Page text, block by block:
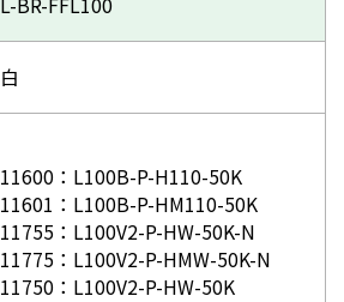
L-BR-FFL100
白
11600：L100B-P-H110-50K
11601：L100B-P-HM110-50K
11755：L100V2-P-HW-50K-N
11775：L100V2-P-HMW-50K-N
11750：L100V2-P-HW-50K